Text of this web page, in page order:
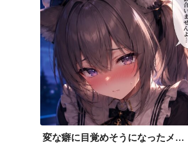
変な癖に目覚めそうになったメイドディーレ赤面バージョン